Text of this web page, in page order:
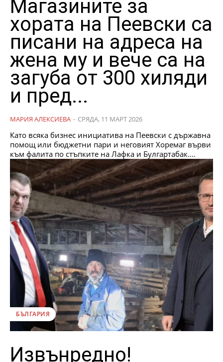
Магазините за
хората на Пеевски са
писани на адреса на
жена му и вече са на
загуба от 300 хиляди
и пред...
МАРИЯ АЛЕКСИЕВА - СРЯДА, 11 МАРТ 2026
Като всяка бизнес инициатива на Пеевски с държавна
помощ или бюджетни пари и неговият Хоремаг върви
към фалита по стъпките на Лафка и Булгартабак....
БЪЛГАРИЯ
Извънредно!